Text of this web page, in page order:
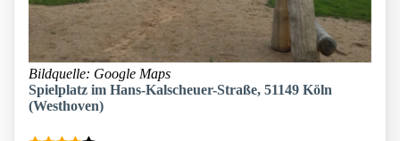
Bildquelle: Google Maps
Spielplatz im Hans-Kalscheuer-Straße, 51149 Köln
(Westhoven)